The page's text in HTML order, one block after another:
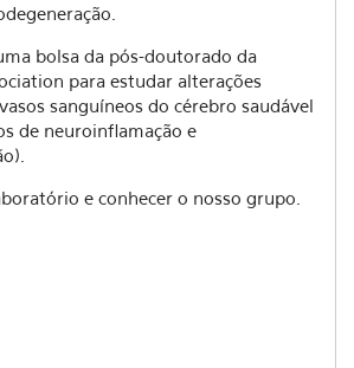
bolsa da pós-doutorado da
para estudar alterações
sanguíneos do cérebro saudável
de neuroinflamação e
e conhecer o nosso grupo.